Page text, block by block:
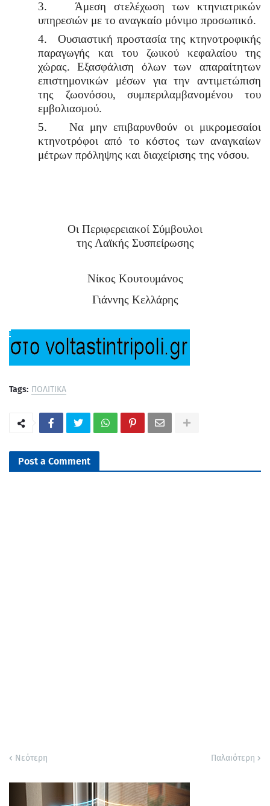
3.
Άμεση στελέχωση των κτηνιατρικών
υπηρεσιών με το αναγκαίο μόνιμο προσωπικό.
4.
Ουσιαστική προστασία της κτηνοτροφικής
παραγωγής και του ζωικού κεφαλαίου της
χώρας.
Εξασφάλιση όλων των απαραίτητων
επιστημονικών μέσων για την αντιμετώπιση
της ζωονόσου, συμπεριλαμβανομένου του
εμβολιασμού.
5.
Να μην επιβαρυνθούν οι μικρομεσαίοι
κτηνοτρόφοι από το κόστος των αναγκαίων
μέτρων πρόληψης και διαχείρισης της νόσου.
Οι Περιφερειακοί Σύμβουλοι
της Λαϊκής Συσπείρωσης
Νίκος Κουτουμάνος
Γιάννης Κελλάρης
Tags: ΠΟΛΙΤΙΚΑ
Post a Comment
Νεότερη Παλαιότερη